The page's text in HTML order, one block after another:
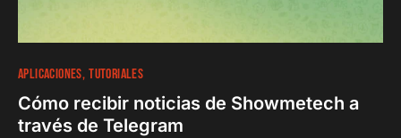
APLICACIONES TUTORIALES
Cómo recibir noticias de Showmetech a
través de Telegram